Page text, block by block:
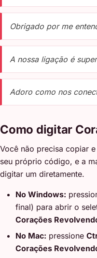
Obrigado por me
A nossa ligação é
Adoro como nos
Como digitar
Você não precisa copiar
seu próprio código, e a
digitar um diretamente.
No Windows:
final) para abrir o
Corações
No Mac: pressione
Corações